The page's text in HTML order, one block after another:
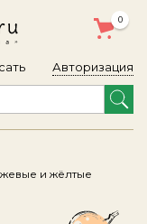
0
Авторизация
и жёлтые